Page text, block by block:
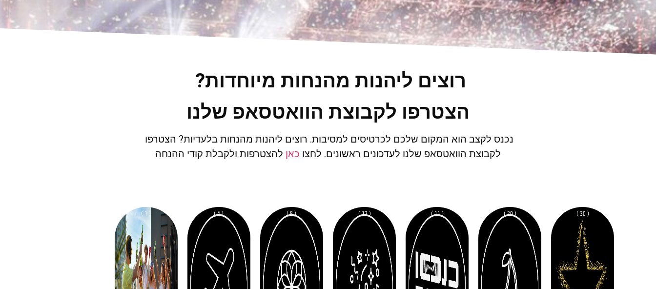
רוצים ליהנות מהנחות מיוחדות?
הצטרפו לקבוצת הוואטסאפ שלנו
נכנס לקצב הוא המקום שלכם לכרטיסים למסיבות. רוצים ליהנות מהנחות בלעדיות? הצטרפו
לקבוצת הוואטסאפ שלנו לעדכונים ראשונים. לחצו כאן להצטרפות ולקבלת קודי ההנחה
( 30 )
( 20 )
( 11 )
( 17 )
( 8 )
( 4 )
( 1 )